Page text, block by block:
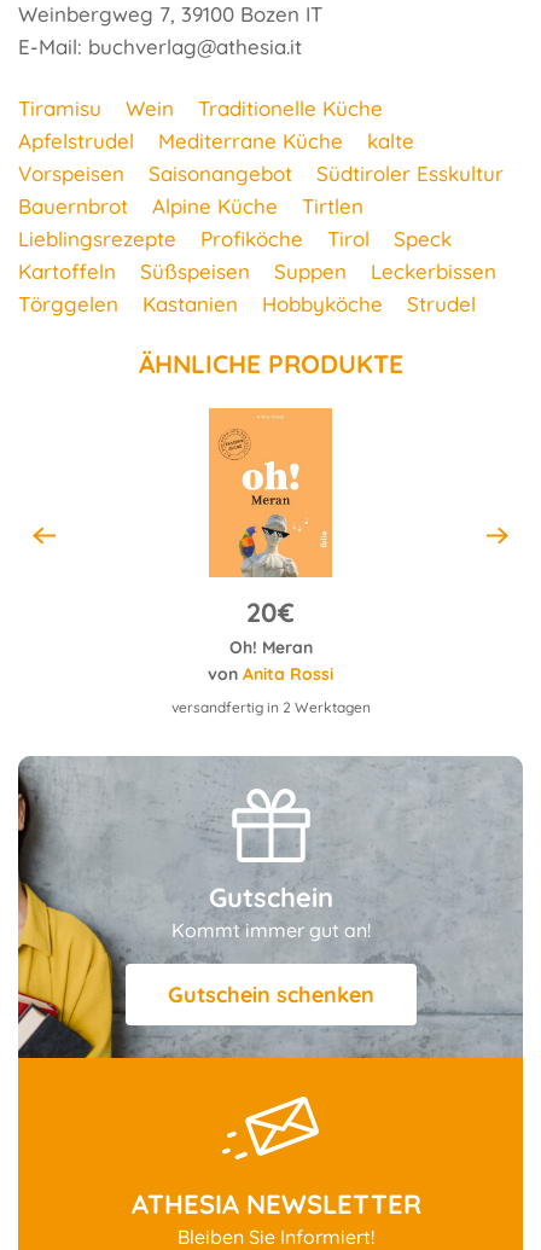
Weinbergweg 7, 39100 Bozen IT
E-Mail: buchverlag@athesia.it
Tiramisu Wein
Traditionelle Küche
Apfelstrudel
Mediterrane Küche
kalte
Vorspeisen
Saisonangebot
Südtiroler Esskultur
Bauernbrot
Alpine Küche
Tirtlen
Lieblingsrezepte
Profiköche Tirol
Speck
Kartoffeln
Süßspeisen Suppen
Leckerbissen
Törggelen
Kastanien Hobbyköche Strudel
ÄHNLICHE PRODUKTE
20€
Oh! Meran
von Anita Rossi
versandfertig in 2 Werktagen
Gutschein
Kommt immer gut an!
Gutschein schenken
ATHESIA NEWSLETTER
Bleiben Sie Informiert!